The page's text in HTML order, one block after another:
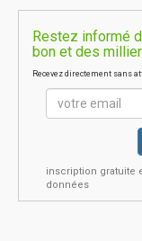
Restez informé
bon et des
Recevez directement sans
inscription gratuite
données